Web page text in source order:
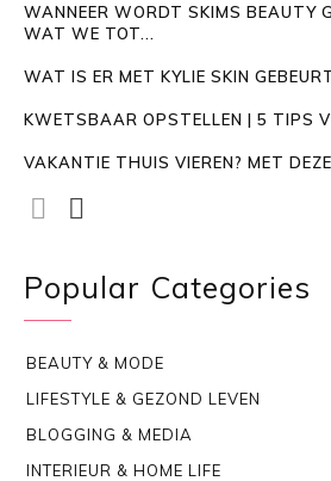
WANNEER WORDT SKIMS BEAUTY
WAT WE TOT...
WAT IS ER MET KYLIE SKIN
KWETSBAAR OPSTELLEN | 5 TIPS
VAKANTIE THUIS VIEREN? MET
Popular Categories
BEAUTY & MODE
LIFESTYLE & GEZOND LEVEN
BLOGGING & MEDIA
INTERIEUR & HOME LIFE